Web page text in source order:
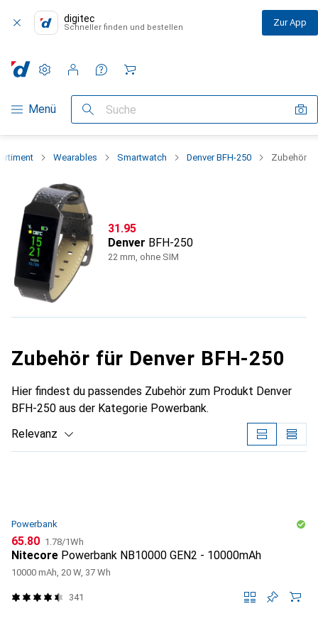
digitec
Schneller finden und bestellen Zur App
Navigation nach Kategorien
Menü Suche
Einstellungen
Kundenkonto
Vergleichslisten
Merklisten
Warenkorb
Wearables Smartwatch Denver BFH-250 Zubehör
CHF
31.95
Denver BFH-250
22 mm, ohne SIM
Zubehör für Denver BFH-250
Hier findest du passendes Zubehör zum Produkt Denver
BFH-250 aus der Kategorie Powerbank.
Relevanz
Powerbank
CHF
65.80 CHF
1.78/1Wh
Nitecore Powerbank NB10000 GEN2 - 10000mAh
10000 mAh, 20 W, 37 Wh
341